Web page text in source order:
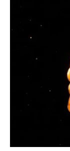
RAK
Ljubav postaje
Pred vama je
Poruka
Ne plašite se